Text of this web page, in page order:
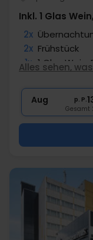
Inkl. 1 Glas
2x
2x Frühstück
1x 1 Glas Wein,
∞ Gratis
Alles sehen,
Aug p. P.
Gesamt